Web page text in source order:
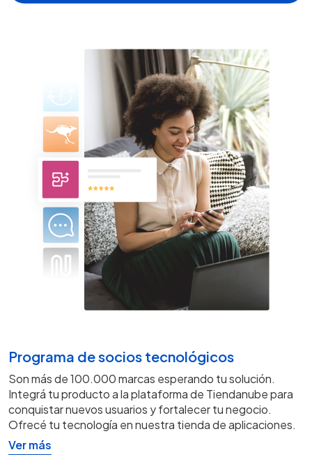
Programa de socios tecnológicos
Son más de 100.000 marcas esperando tu solución.
Integrá tu producto a la plataforma de Tiendanube para
conquistar nuevos usuarios y fortalecer tu negocio.
Ofrecé tu tecnología en nuestra tienda de aplicaciones.
Ver más